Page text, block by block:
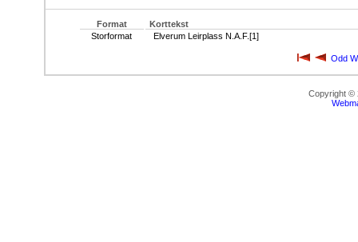
Format
Korttekst
Storformat
Elverum Leirplass N.A.F.[1]
Odd
Copyright ©